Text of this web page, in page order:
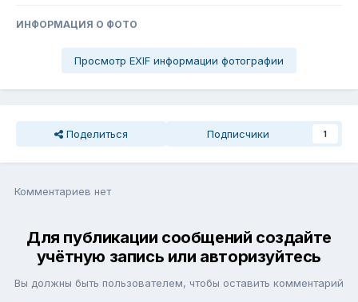
ИНФОРМАЦИЯ О ФОТО
Просмотр EXIF информации фотографии
Поделиться Подписчики 1
Комментариев нет
Для публикации сообщений создайте
учётную запись или авторизуйтесь
Вы должны быть пользователем, чтобы оставить комментарий